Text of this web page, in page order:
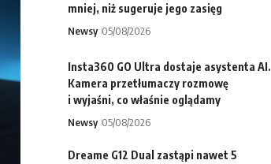
mniej, niż sugeruje jego zasięg
Newsy 05/08/2026
Insta360 GO Ultra dostaje asystenta AI.
Kamera przetłumaczy rozmowę
i wyjaśni, co właśnie oglądamy
Newsy 05/08/2026
Dreame G12 Dual zastąpi nawet 5